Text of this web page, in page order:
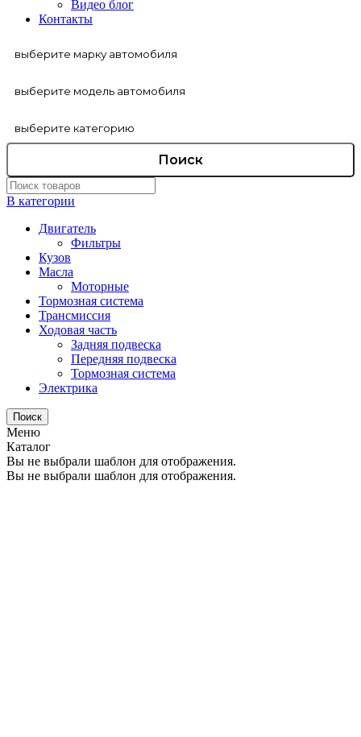
Видео блог
Контакты
Поиск
В категории
Двигатель
Фильтры
Кузов
Масла
Моторные
Тормозная система
Трансмиссия
Ходовая часть
Задняя подвеска
Передняя подвеска
Тормозная система
Электрика
Поиск
Меню
Каталог
Вы не выбрали шаблон для отображения.
Вы не выбрали шаблон для отображения.